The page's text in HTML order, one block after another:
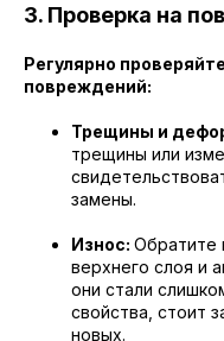
3. Проверка на
Регулярно
повреждений:
Трещины и
трещины или
замены.
Износ: Обратите
верхнего слоя и
они стали
свойства, стоит
новых.